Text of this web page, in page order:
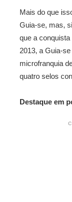
Mais do que
Guia-­se, mas,
que a
2013, a Guia­-
microfranquia
quatro selos
Destaque em